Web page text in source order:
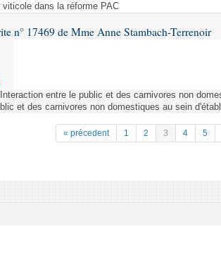
viticole dans la réforme PAC
n° 17469 de Mme Anne Stambach-Terrenoir
entre le public et des carnivores non
et des carnivores non domestiques au sein
« précedent 1 2 3 4 5